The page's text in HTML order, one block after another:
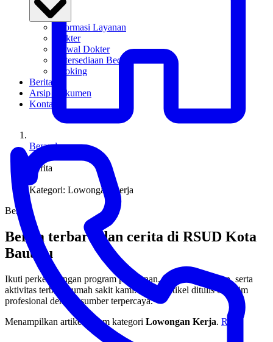
Informasi Layanan
Dokter
Jadwal Dokter
Ketersediaan Bed
Booking
Berita
Arsip Dokumen
Kontak
Beranda
/
Berita
Kategori: Lowongan Kerja
Berita
Berita terbaru dan cerita di RSUD Kota
Baubau
Ikuti perkembangan program pelayanan, inovasi kesehatan, serta
aktivitas terbaru rumah sakit kami. Setiap artikel ditulis oleh tim
profesional dengan sumber terpercaya.
Menampilkan artikel dalam kategori Lowongan Kerja. Reset